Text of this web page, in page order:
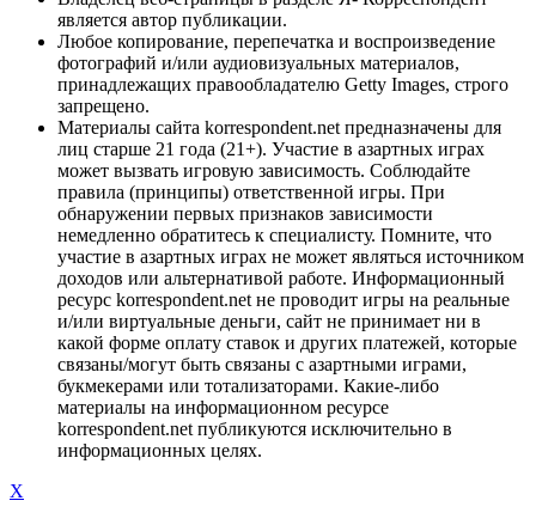
является автор публикации.
Любое копирование, перепечатка и воспроизведение
фотографий и/или аудиовизуальных материалов,
принадлежащих правообладателю Getty Images, строго
запрещено.
Материалы сайта korrespondent.net предназначены для
лиц старше 21 года (21+). Участие в азартных играх
может вызвать игровую зависимость. Соблюдайте
правила (принципы) ответственной игры. При
обнаружении первых признаков зависимости
немедленно обратитесь к специалисту. Помните, что
участие в азартных играх не может являться источником
доходов или альтернативой работе. Информационный
ресурс korrespondent.net не проводит игры на реальные
и/или виртуальные деньги, сайт не принимает ни в
какой форме оплату ставок и других платежей, которые
связаны/могут быть связаны с азартными играми,
букмекерами или тотализаторами. Какие-либо
материалы на информационном ресурсе
korrespondent.net публикуются исключительно в
информационных целях.
X